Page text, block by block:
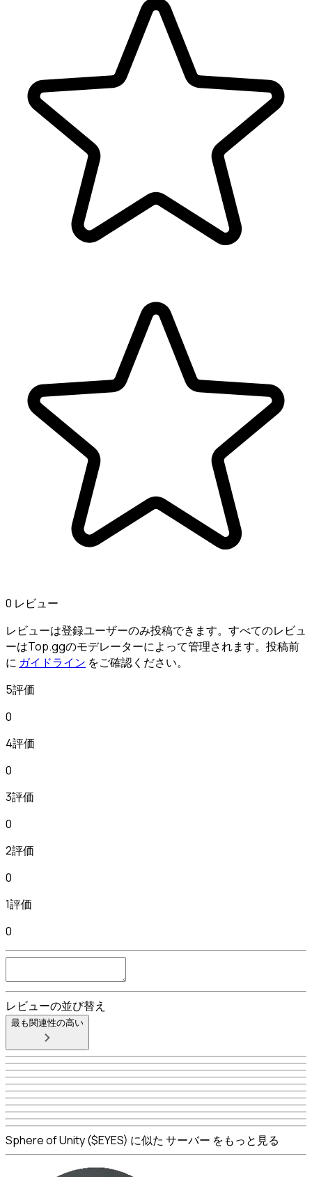
0 レビュー
レビューは登録ユーザーのみ投稿できます。すべてのレビュ
ーはTop.ggのモデレーターによって管理されます。投稿前
に ガイドライン をご確認ください。
5評価
0
4評価
0
3評価
0
2評価
0
1評価
0
レビューの並び替え
最も関連性の高い
Sphere of Unity ($EYES) に似た サーバー をもっと見る